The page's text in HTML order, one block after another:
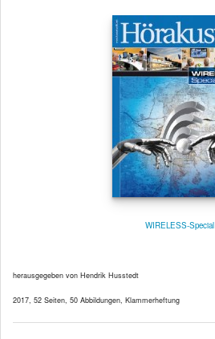
WIRELESS-Special
herausgegeben von Hendrik Husstedt
2017, 52 Seiten, 50 Abbildungen, Klammerheftung